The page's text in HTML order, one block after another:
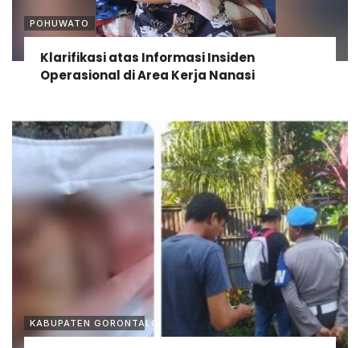
POHUWATO
Klarifikasi atas Informasi Insiden
Operasional di Area Kerja Nanasi
KABUPATEN GORONTALO